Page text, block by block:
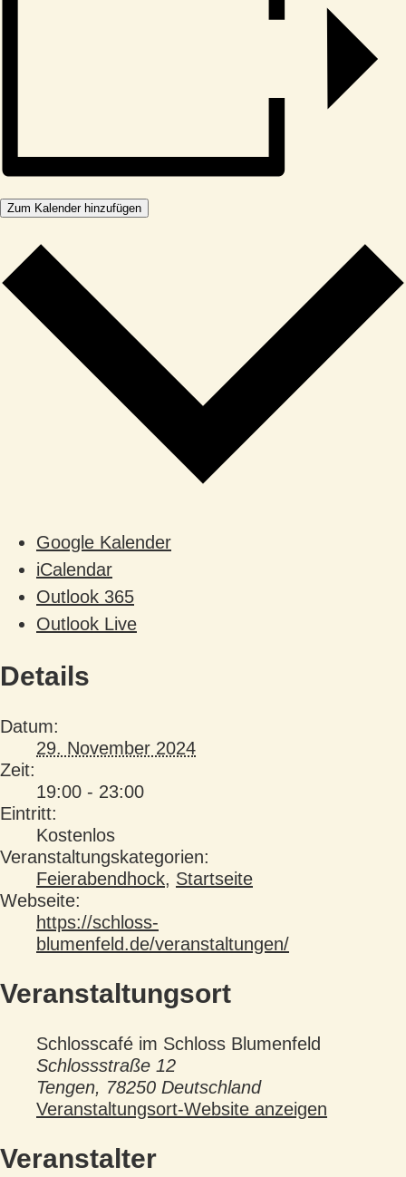
Zum Kalender hinzufügen
Google Kalender
iCalendar
Outlook 365
Outlook Live
Details
Datum:
29. November 2024
Zeit:
19:00 - 23:00
Eintritt:
Kostenlos
Veranstaltungskategorien:
Feierabendhock, Startseite
Webseite:
https://schloss-
blumenfeld.de/veranstaltungen/
Veranstaltungsort
Schlosscafé im Schloss Blumenfeld
Schlossstraße 12
Tengen, 78250 Deutschland
Veranstaltungsort-Website anzeigen
Veranstalter